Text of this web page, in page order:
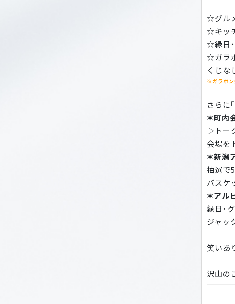
☆グル
☆キッ
☆縁日
☆ガラ
くじな
※ガラポン
さらに「
✶町内
▷トー
会場を
✶新潟
抽選で
バスケ
✶アル
縁日・
ジャッ
笑いあ
沢山の